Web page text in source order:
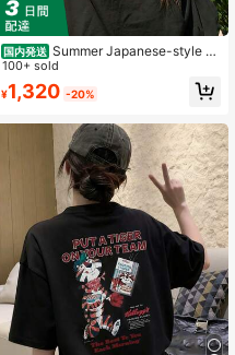
国内発送 Summer Japanese-style cu
te girl look, Sanrio Hello Kitty simple
pattern print, pure cotton sweet-sty
le T-shirt
100+ sold
¥1,320 -20%